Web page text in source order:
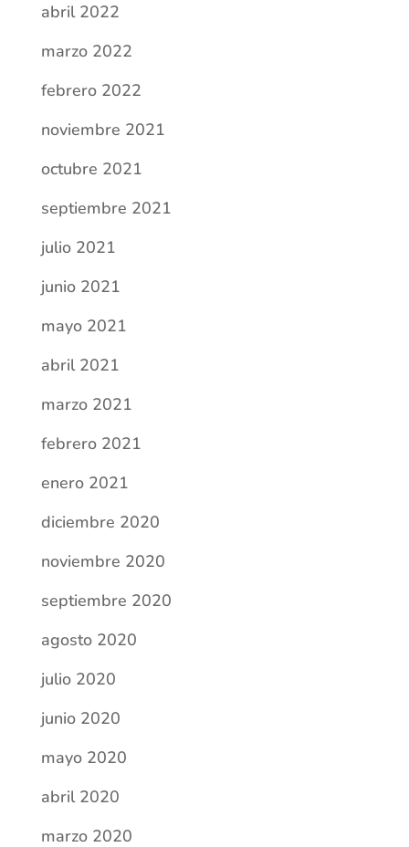
abril 2022
marzo 2022
febrero 2022
noviembre 2021
octubre 2021
septiembre 2021
julio 2021
junio 2021
mayo 2021
abril 2021
marzo 2021
febrero 2021
enero 2021
diciembre 2020
noviembre 2020
septiembre 2020
agosto 2020
julio 2020
junio 2020
mayo 2020
abril 2020
marzo 2020